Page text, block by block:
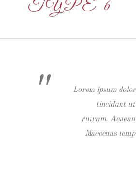
TYPE 6
Lorem ipsum
tincidunt ut
rutrum.
Maecenas